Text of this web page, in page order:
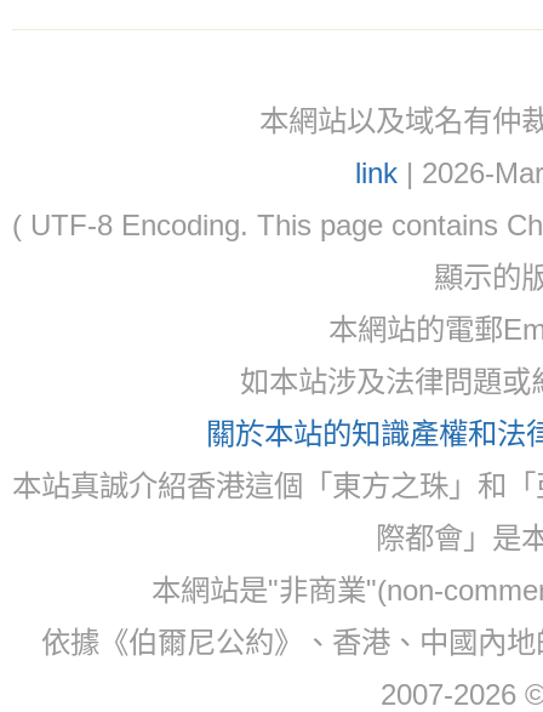
本網站以及域名有仲
link| 2026-
( UTF-8 Encoding. This page contains
顯示的
本網站的電郵
如本站涉及法律問題
關於本站的知識產權和法
本站真誠介紹香港這個「東方之珠」和
際都會」是
本網站是"非商業"(non-
依據《伯爾尼公約》、香港、中國內
2007-2026